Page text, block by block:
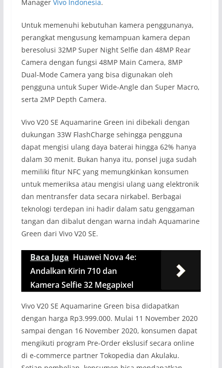
Manager Vivo Indonesia.
Untuk memenuhi kebutuhan kamera penggunanya,
perangkat mengusung kemampuan kamera depan
beresolusi 32MP Super Night Selfie dan 48MP Rear
Camera dengan fungsi 48MP Main Camera, 8MP
Dual-Mode Camera yang bisa digunakan oleh
pengguna untuk Super Wide-Angle dan Super Macro,
serta 2MP Depth Camera.
Vivo V20 SE Aquamarine Green ini dibekali dengan
dukungan 33W FlashCharge sehingga pengguna
dapat mengisi ulang daya baterai hingga 62% hanya
dalam 30 menit. Bukan hanya itu, ponsel juga sudah
memiliki fitur NFC yang memungkinkan konsumen
untuk memeriksa atau mengisi ulang uang elektronik
dan mentransfer data secara nirkabel. Berbagai
teknologi terdepan ini hadir dalam satu genggaman
tangan dan dibalut dengan warna indah Aquamarine
Green dari Vivo V20 SE.
Baca Juga Huawei Nova 4e:
Andalkan Kirin 710 dan
Kamera Selfie 32 Megapixel
Vivo V20 SE Aquamarine Green bisa didapatkan
dengan harga Rp3.999.000. Mulai 11 November 2020
sampai dengan 16 November 2020, konsumen dapat
mengikuti program Pre-Order ekslusif secara online
di e-commerce partner Tokopedia dan Akulaku.